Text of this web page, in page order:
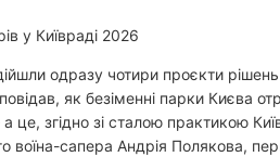
у Київраді 2026
одразу чотири проєкти
як безіменні парки Києва
а це, згідно зі сталою практикою
воїна-сапера Андрія Полякова,